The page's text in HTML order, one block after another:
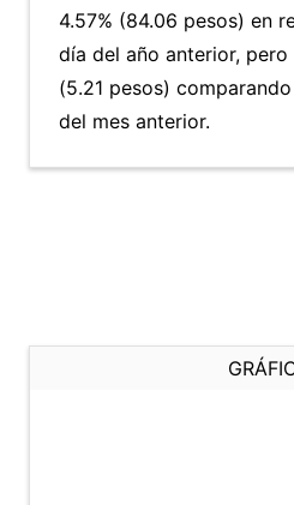
4.57% (84.06 pesos) en
día del año anterior, pero
(5.21 pesos)
del mes anterior.